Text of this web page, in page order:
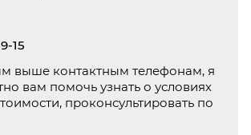
15
выше контактным телефонам, я
вам помочь узнать о условиях
проконсультировать по